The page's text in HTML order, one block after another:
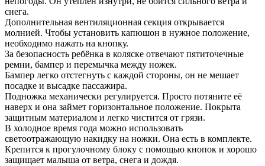
снега.
Дополнительная вентиляционная секция открывается
молнией. Чтобы установить капюшон в нужное положение,
необходимо нажать на кнопку.
За безопасность ребёнка в коляске отвечают пятиточечные
ремни, бампер и перемычка между ножек.
Бампер легко отстегнуть с каждой стороны, он не мешает
посадке и высадке пассажира.
Подножка механически регулируется. Просто потяните её
наверх и она займет горизонтальное положение. Покрыта
защитным материалом и легко чистится от грязи.
В холодное время года можно использовать
светоотражающую накидку на ножки. Она есть в комплекте.
Крепится к прогулочному блоку с помощью кнопок и хорошо
защищает малыша от ветра, снега и дождя.